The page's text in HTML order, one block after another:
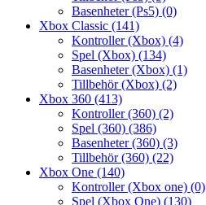
Basenheter (Ps5) (0)
Xbox Classic (141)
Kontroller (Xbox) (4)
Spel (Xbox) (134)
Basenheter (Xbox) (1)
Tillbehör (Xbox) (2)
Xbox 360 (413)
Kontroller (360) (2)
Spel (360) (386)
Basenheter (360) (3)
Tillbehör (360) (22)
Xbox One (140)
Kontroller (Xbox one) (0)
Spel (Xbox One) (130)